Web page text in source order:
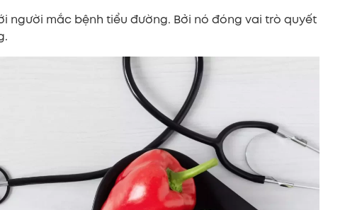
người mắc bệnh tiểu đường. Bởi nó đóng vai trò quyết